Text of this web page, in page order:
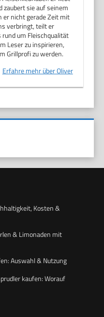
zaubert sie auf seinem
er nicht gerade Zeit mit
verbringt, teilt er
rund um Fleischqualität
Leser zu inspirieren,
Grillprofi zu werden.
Erfahre mehr über Oliver
Kosten &
& Limonaden mit
Auswahl & Nutzung
kaufen: Worauf